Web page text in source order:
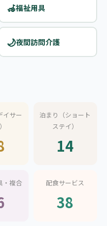
🦽福祉用具
🌙夜間訪問介護
イサー
泊まり（ショート
ステイ）
14
・複合 配食サービス
38